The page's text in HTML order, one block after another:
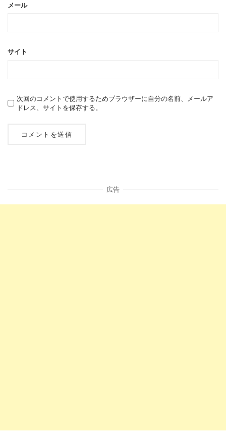
メール
サイト
次回のコメントで使用するためブラウザーに自分の名前、メールア
ドレス、サイトを保存する。
広告